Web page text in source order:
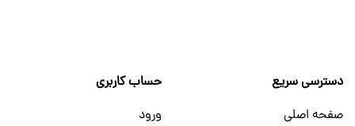
دسترسی سریع
صفحه اصلی
حساب کاربری
ورود